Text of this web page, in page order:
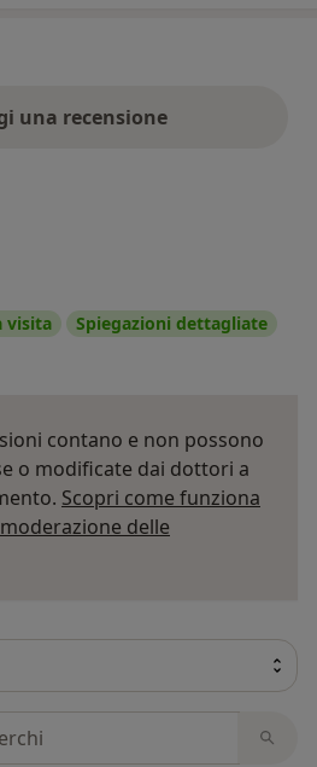
Torricelli P. Radiol Med. 2007
computed tomography
F, Ferraresi S, Rossi R,
P, Romagnoli R. J
2007 Jun;8(6):438-44.
ed ecografie
una recensione
visita
Spiegazioni dettagliate
contano e non possono
o modificate dai dottori a
Scopri come funziona
delle